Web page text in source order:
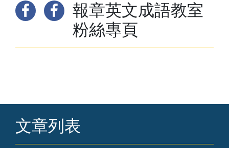
報章英文成語教室
粉絲專頁
文章列表